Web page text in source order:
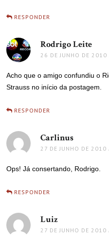
RESPONDER
Rodrigo Leite
26 DE JUNHO DE
Acho que o amigo confundiu o
Strauss no início da postagem.
RESPONDER
Carlinus
27 DE JUNHO DE 2010
Ops! Já consertando, Rodrigo.
RESPONDER
Luiz
27 DE JUNHO DE 2010